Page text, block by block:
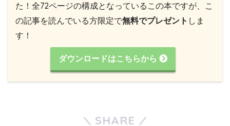
た！全72ページの構成となっているこの本ですが、こ
の記事を読んでいる方限定で無料でプレゼント しま
す！
ダウンロードはこちらから
SHARE